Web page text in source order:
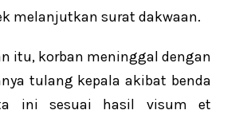
melanjutkan surat dakwaan.
itu, korban meninggal dengan
tulang kepala akibat benda
ini sesuai hasil visum et